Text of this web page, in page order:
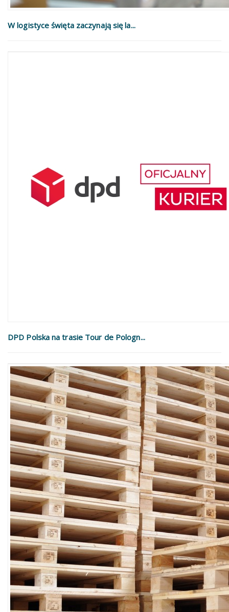
W logistyce święta zaczynają się la...
DPD Polska na trasie Tour de Pologn...